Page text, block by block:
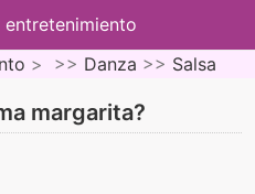
> >> Danza >> Salsa
margarita?